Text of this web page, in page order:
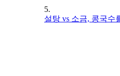
5.
설탕 vs 소금, 콩국수